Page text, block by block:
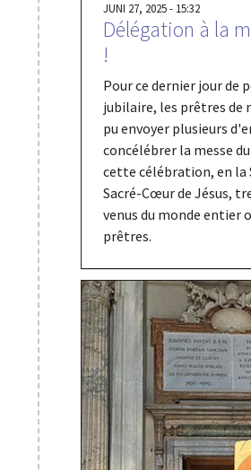
JUNI 27, 2025 - 15:32
Délégation à la
!
Pour ce dernier jour de
jubilaire, les prêtres de
pu envoyer plusieurs
concélébrer la messe du
cette célébration, en la
Sacré-Cœur de Jésus,
venus du monde entier
prêtres.